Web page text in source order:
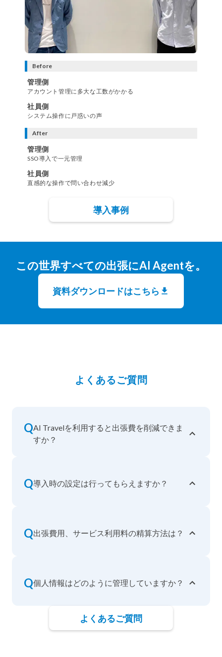
Before
管理側
アカウント管理に多大な工数がかかる
社員側
システム操作に戸惑いの声
After
管理側
SSO導入で一元管理
社員側
直感的な操作で問い合わせ減少
導入事例
この世界すべての出張にAI Agentを。
資料ダウンロードはこちら
よくあるご質問
QAI Travelを利用すると出張費を削減できま
すか？
Q導入時の設定は行ってもらえますか？
Q出張費用、サービス利用料の精算方法は？
Q個人情報はどのように管理していますか？
よくあるご質問